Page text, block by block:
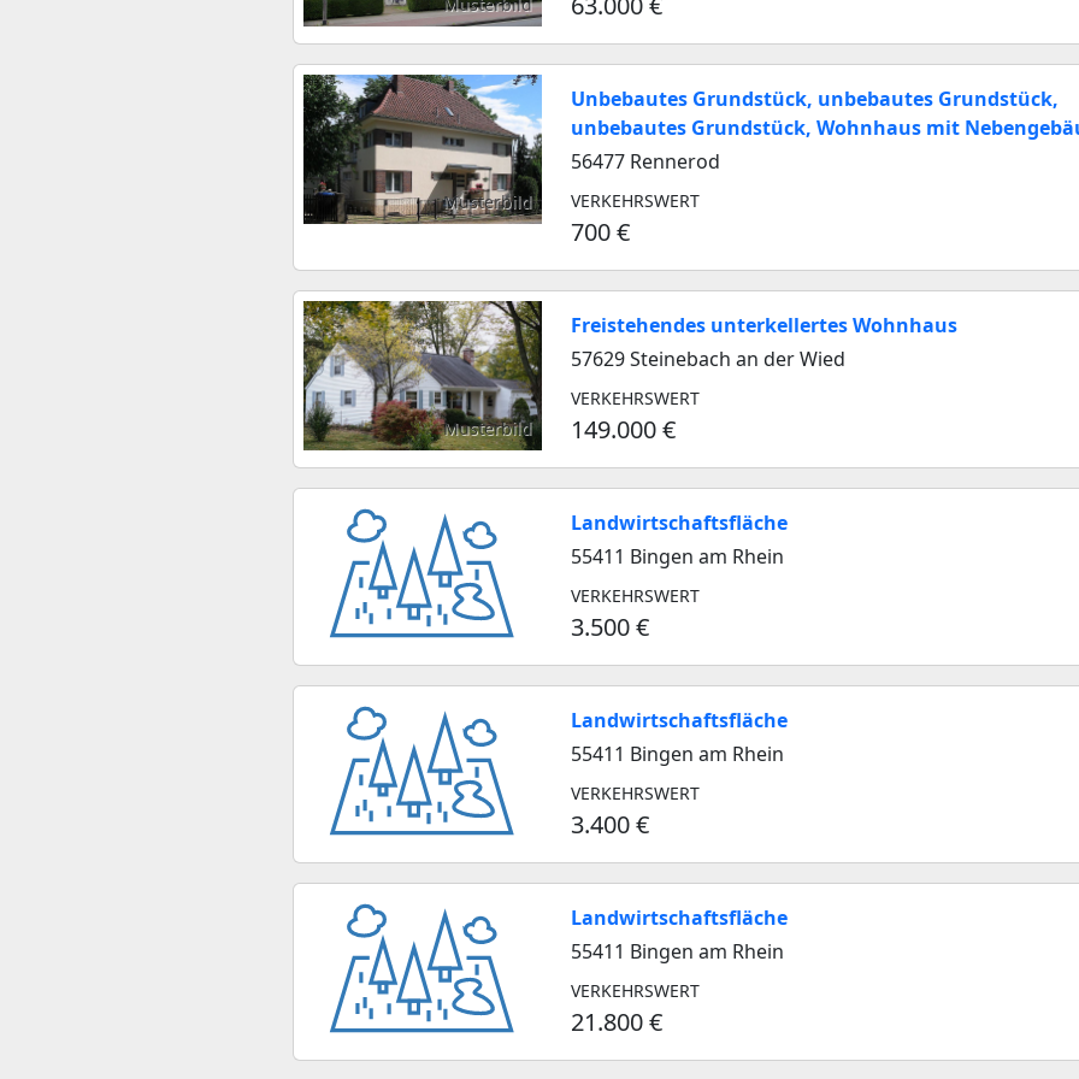
Musterbild
Unbebautes Grundstück, unbebautes Grundstück,
unbebautes Grundstück, Wohnhaus mit
56477 Rennerod
VERKEHRSWERT
700 €
Musterbild
Freistehendes unterkellertes Wohnhaus
57629 Steinebach an der Wied
VERKEHRSWERT
149.000 €
Landwirtschaftsfläche
55411 Bingen am Rhein
VERKEHRSWERT
3.500 €
Landwirtschaftsfläche
55411 Bingen am Rhein
VERKEHRSWERT
3.400 €
Landwirtschaftsfläche
55411 Bingen am Rhein
VERKEHRSWERT
21.800 €